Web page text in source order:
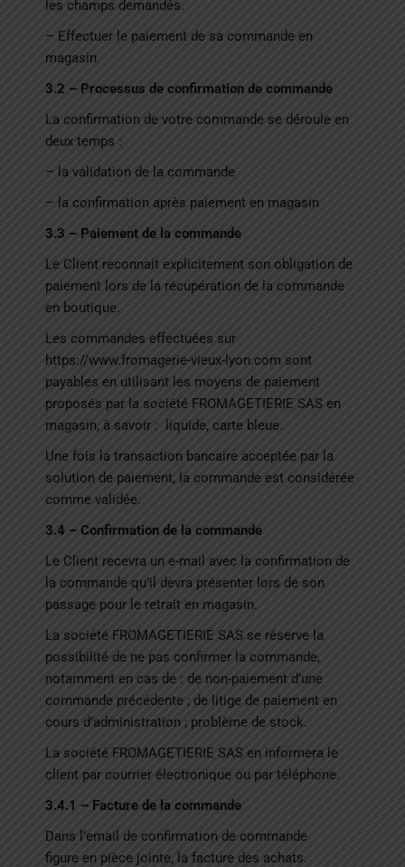
les champs demandés.
– Effectuer le paiement de sa commande en
magasin
3.2 – Processus de confirmation de commande
La confirmation de votre commande se déroule en
deux temps :
– la validation de la commande
– la confirmation après paiement en magasin
3.3 – Paiement de la commande
Le Client reconnait explicitement son obligation de
paiement lors de la récupération de la commande
en boutique.
Les commandes effectuées sur
https://www.fromagerie-vieux-lyon.com sont
payables en utilisant les moyens de paiement
proposés par la société FROMAGETIERIE SAS en
magasin, à savoir :
liquide, carte bleue.
Une fois la transaction bancaire acceptée par la
solution de paiement, la commande est considérée
comme validée.
3.4 – Confirmation de la commande
Le Client recevra un e-mail avec la confirmation de
la commande qu’il devra présenter lors de son
passage pour le retrait en magasin.
La société FROMAGETIERIE SAS se réserve la
possibilité de ne pas confirmer la commande,
notamment en cas de : de non-paiement d’une
commande précédente ; de litige de paiement en
cours d’administration ; problème de stock.
La société FROMAGETIERIE SAS en informera le
client par courrier électronique ou par téléphone.
3.4.1 – Facture de la commande
Dans l’email de confirmation de commande
figure en pièce jointe, la facture des achats.